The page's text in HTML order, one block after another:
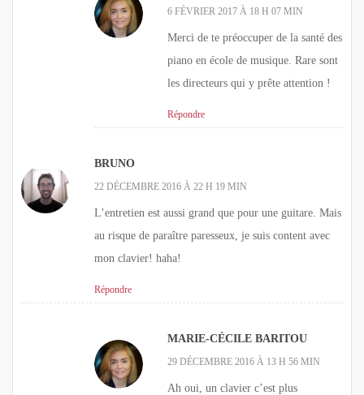
6 FÉVRIER 2017 À 18 H 07 MIN
Merci de te préoccuper de la santé des
piano en école de musique. Rare sont
les directeurs qui y prête attention !
Répondre
BRUNO
22 DÉCEMBRE 2016 À 22 H 19 MIN
L’entretien est aussi grand que pour une guitare. Mais
au risque de paraître paresseux, je suis content avec
mon clavier! haha!
Répondre
MARIE-CÉCILE BARITOU
29 DÉCEMBRE 2016 À 13 H 56 MIN
Ah oui, un clavier c’est plus